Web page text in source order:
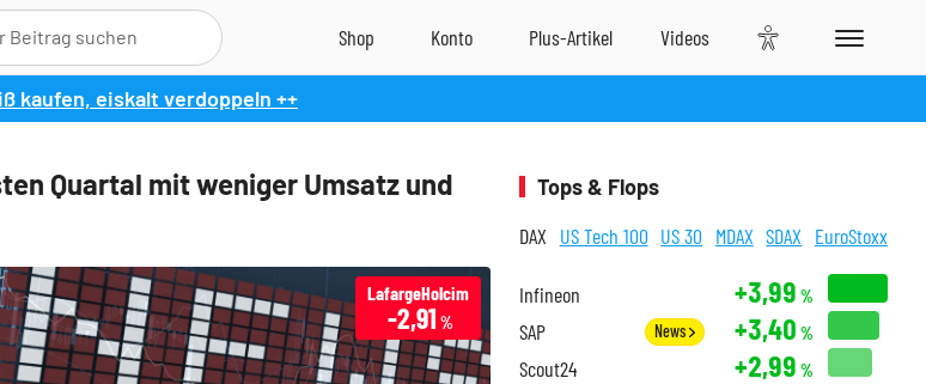
kaufen, eiskalt verdoppeln ++
Quartal mit weniger Umsatz und
LafargeHolcim
-2,91 %
Tops & Flops
DAX US Tech 100 US 30 MDAX SDAX EuroStoxx
Infineon +3,99 %
SAP News +3,40 %
Scout24 +2,99 %